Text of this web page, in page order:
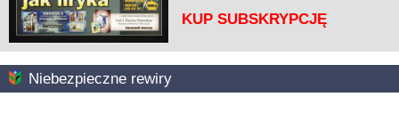
KUP SUBSKRYPCJĘ
Niebezpieczne rewiry